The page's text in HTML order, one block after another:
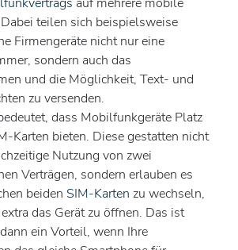
teilen sich beispielsweise
Firmengeräte nicht nur eine
sondern auch das
und die Möglichkeit, Text- und
zu versenden.
dass Mobilfunkgeräte Platz
Karten bieten. Diese gestatten nicht
Nutzung von zwei
Verträgen, sondern erlauben es
beiden SIM-Karten zu wechseln,
das Gerät zu öffnen. Das ist
ein Vorteil, wenn Ihre